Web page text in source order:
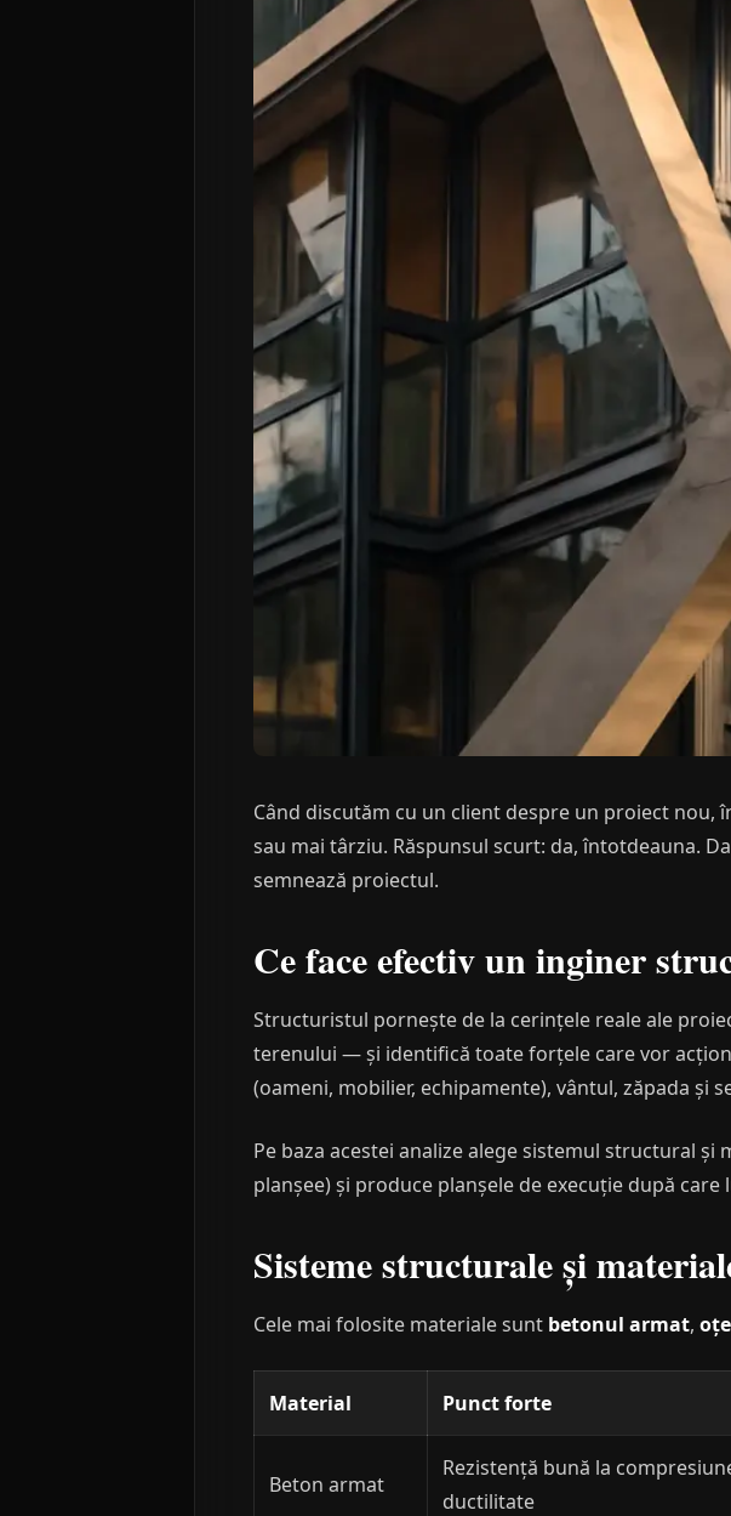
Când discutăm cu un client despre un proiect
sau mai târziu. Răspunsul scurt: da, întotdeauna.
semnează proiectul.
Ce face efectiv un inginer
Structuristul pornește de la cerințele reale ale
terenului — și identifică toate forțele care vor
(oameni, mobilier, echipamente), vântul, zăpada și
Pe baza acestei analize alege sistemul structural
planșee) și produce planșele de execuție după care
Sisteme structurale și
Cele mai folosite materiale sunt betonul armat,
Material Punct forte
Beton armat
Rezistență bună la
ductilitate